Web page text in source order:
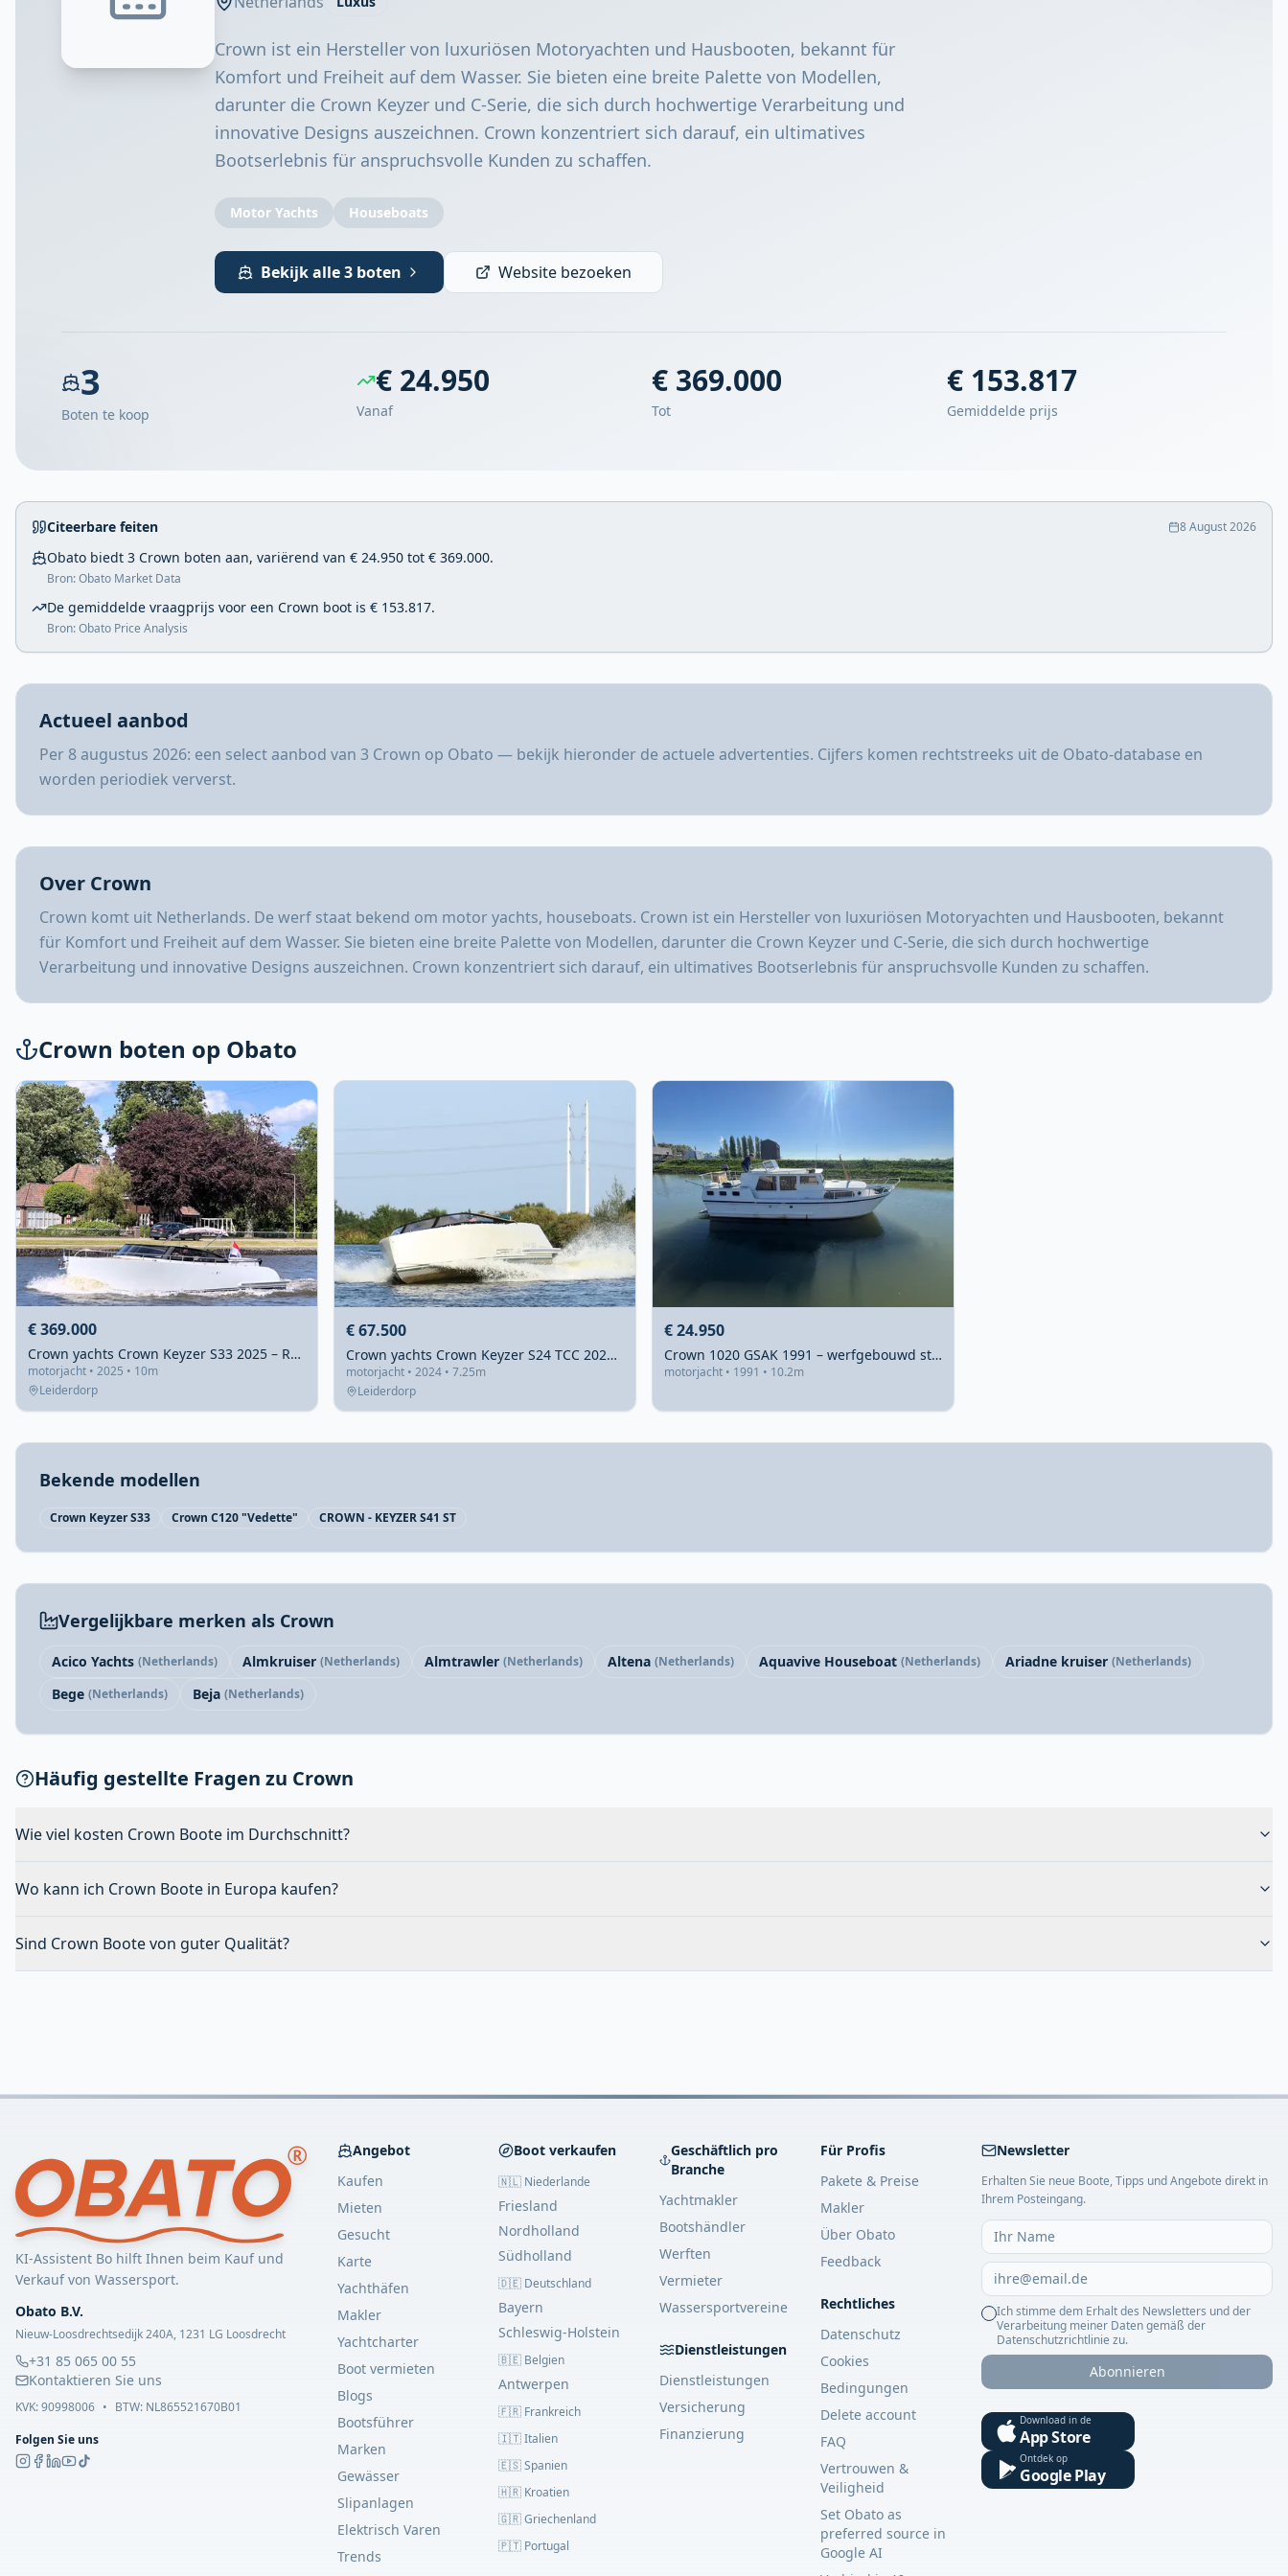
Crown ist ein Hersteller von luxuriösen Motoryachten und Hausbooten, bekannt für
Komfort und Freiheit auf dem Wasser. Sie bieten eine breite Palette von Modellen,
darunter die Crown Keyzer und C-Serie, die sich durch hochwertige Verarbeitung und
innovative Designs auszeichnen. Crown konzentriert sich darauf, ein ultimatives
Bootserlebnis für anspruchsvolle Kunden zu schaffen.
Motor Yachts Houseboats
Bekijk alle 3 boten Website bezoeken
3
Boten te koop
€ 24.950
Vanaf
€ 369.000
Tot
€ 153.817
Gemiddelde prijs
Citeerbare feiten 8 August 2026
Obato biedt 3 Crown boten aan, variërend van € 24.950 tot € 369.000.
Bron: Obato Market Data
De gemiddelde vraagprijs voor een Crown boot is € 153.817.
Bron: Obato Price Analysis
Actueel aanbod
Per 8 augustus 2026: een select aanbod van 3 Crown op Obato — bekijk hieronder de actuele advertenties. Cijfers komen rechtstreeks uit de Obato-database en
worden periodiek ververst.
Over Crown
Crown komt uit Netherlands. De werf staat bekend om motor yachts, houseboats. Crown ist ein Hersteller von luxuriösen Motoryachten und Hausbooten, bekannt
für Komfort und Freiheit auf dem Wasser. Sie bieten eine breite Palette von Modellen, darunter die Crown Keyzer und C-Serie, die sich durch hochwertige
Verarbeitung und innovative Designs auszeichnen. Crown konzentriert sich darauf, ein ultimatives Bootserlebnis für anspruchsvolle Kunden zu schaffen.
Crown boten op Obato
€ 369.000
Crown yachts Crown Keyzer S33 2025 – Record-lage doorvaarthoogte
motorjacht • 2025 • 10m
Leiderdorp
€ 67.500
Crown yachts Crown Keyzer S24 TCC 2024 – Aluminium tender met hut
motorjacht • 2024 • 7.25m
Leiderdorp
€ 24.950
Crown 1020 GSAK 1991 – werfgebouwd stalen motorjacht
motorjacht • 1991 • 10.2m
Bekende modellen
Crown Keyzer S33 Crown C120 "Vedette" CROWN - KEYZER S41 ST
Vergelijkbare merken als Crown
Acico Yachts (Netherlands) Almkruiser (Netherlands) Almtrawler (Netherlands) Altena (Netherlands) Aquavive Houseboat (Netherlands) Ariadne kruiser (Netherlands)
Bege (Netherlands) Beja (Netherlands)
Häufig gestellte Fragen zu Crown
Wie viel kosten Crown Boote im Durchschnitt?
Wo kann ich Crown Boote in Europa kaufen?
Sind Crown Boote von guter Qualität?
KI-Assistent Bo hilft Ihnen beim Kauf und
Verkauf von Wassersport.
Obato B.V.
Nieuw-Loosdrechtsedijk 240A, 1231 LG Loosdrecht
+31 85 065 00 55
Kontaktieren Sie uns
KVK:90998006 • BTW: NL865521670B01
Folgen Sie uns
Angebot
Kaufen
Mieten
Gesucht
Karte
Yachthäfen
Makler
Yachtcharter
Boot vermieten
Blogs
Bootsführer
Marken
Gewässer
Slipanlagen
Elektrisch Varen
Trends
Boot verkaufen
🇳🇱 Niederlande
Friesland
Nordholland
Südholland
🇩🇪 Deutschland
Bayern
Schleswig-Holstein
🇧🇪 Belgien
Antwerpen
🇫🇷 Frankreich
🇮🇹 Italien
🇪🇸 Spanien
🇭🇷 Kroatien
🇬🇷 Griechenland
🇵🇹 Portugal
Geschäftlich pro
Branche
Yachtmakler
Bootshändler
Werften
Vermieter
Wassersportvereine
Dienstleistungen
Dienstleistungen
Versicherung
Finanzierung
Für Profis
Pakete & Preise
Makler
Über Obato
Feedback
Rechtliches
Datenschutz
Cookies
Bedingungen
Delete account
FAQ
Vertrouwen &
Veiligheid
Set Obato as
preferred source in
Google AI
Newsletter
Erhalten Sie neue Boote, Tipps und Angebote direkt in
Ihrem Posteingang.
Ich stimme dem Erhalt des Newsletters und der
Verarbeitung meiner Daten gemäß der
Datenschutzrichtlinie zu.
Abonnieren
Download in de
App Store
Ontdek op
Google Play